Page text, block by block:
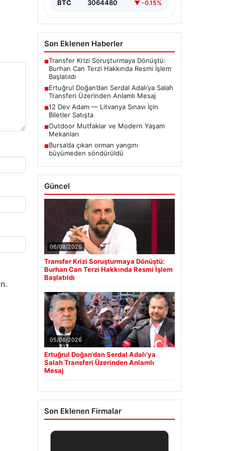
BTC 3064480 ▼ -0.15%
Son Eklenen Haberler
■Transfer Krizi Soruşturmaya Dönüştü:
Burhan Can Terzi Hakkında Resmi İşlem
Başlatıldı
■Ertuğrul Doğan’dan Serdal Adalı’ya Salah
Transferi Üzerinden Anlamlı Mesaj
■12 Dev Adam — Litvanya Sınavı İçin
Biletler Satışta
■Outdoor Mutfaklar ve Modern Yaşam
Mekanları
■Bursa’da çıkan orman yangını
büyümeden söndürüldü
Güncel
06/08/2026
Transfer Krizi Soruşturmaya Dönüştü:
Burhan Can Terzi Hakkında Resmi İşlem
Başlatıldı
05/08/2026
Ertuğrul Doğan’dan Serdal Adalı’ya
Salah Transferi Üzerinden Anlamlı
Mesaj
Son Eklenen Firmalar